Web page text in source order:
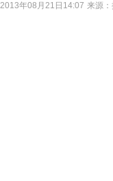
2013年08月21日14:07 来源：